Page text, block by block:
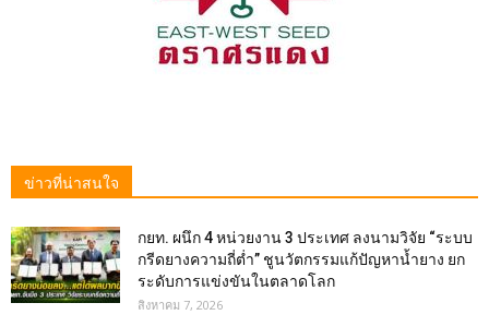
ข่าวที่น่าสนใจ
กยท. ผนึก 4 หน่วยงาน 3 ประเทศ ลงนามวิจัย “ระบบ
กรีดยางความถี่ต่ำ” ชูนวัตกรรมแก้ปัญหาน้ำยาง ยก
ระดับการแข่งขันในตลาดโลก
สิงหาคม 7, 2026